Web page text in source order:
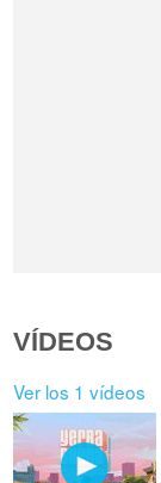
VÍDEOS
Ver los 1 vídeos